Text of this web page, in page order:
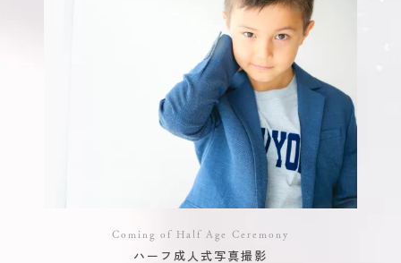
Coming of Half Age Ceremony
ハーフ成人式写真撮影